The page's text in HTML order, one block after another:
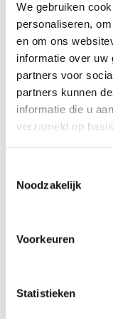
We gebruiken
personaliseren,
en om ons
informatie over uw
partners voor
partners kunnen
informatie die u
verzameld op
Noodzakelijk
Voorkeuren
Statistieken
adviezen uit het
voor meer
Terecht is door
loon, maar
In een
Nederlandse
wachtlijst staan,
passende
bedrag van
aanbod en het
overgeleverd